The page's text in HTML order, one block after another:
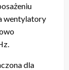
wentylatory
dla